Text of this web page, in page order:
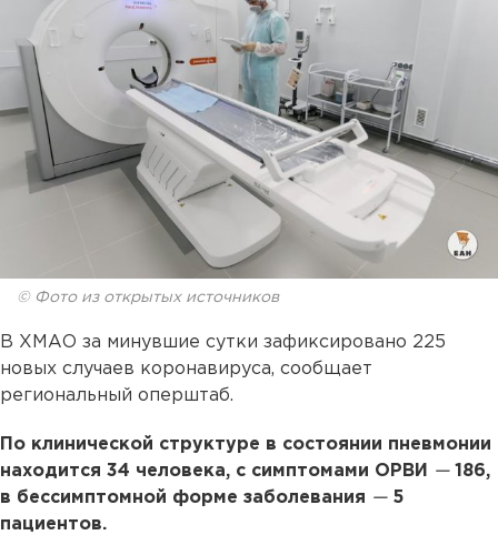
© Фото из открытых источников
В ХМАО за минувшие сутки зафиксировано 225
новых случаев коронавируса, сообщает
региональный оперштаб.
По клинической структуре в состоянии пневмонии
находится 34 человека, с симптомами ОРВИ
—186,
в бессимптомной форме заболевания —5
пациентов.